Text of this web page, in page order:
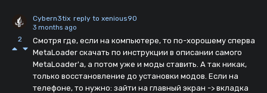
2
Cybern3tix reply to xenious90
3 months ago
Смотря где, если на компьютере, то по-хорошему сперва
MetaLoader скачать по инструкции в описании самого
MetaLoader'а, а потом уже и моды ставить. А так никак,
только восстановление до установки модов. Если на
телефоне, то нужно: зайти на главный экран -> вкладка